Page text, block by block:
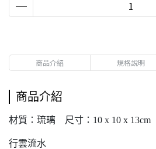
商品介紹 規格說明
商品介紹
材質：琉璃 尺寸：10 x 10 x 13cm
行雲流水